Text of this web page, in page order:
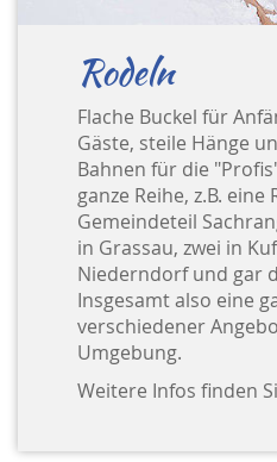
Rodeln
Flache Buckel für
Gäste, steile Hänge
Bahnen für die
ganze Reihe, z.B.
Gemeindeteil
in Grassau, zwei in
Niederndorf und gar
Insgesamt also eine
verschiedener
Umgebung.
Weitere Infos finden